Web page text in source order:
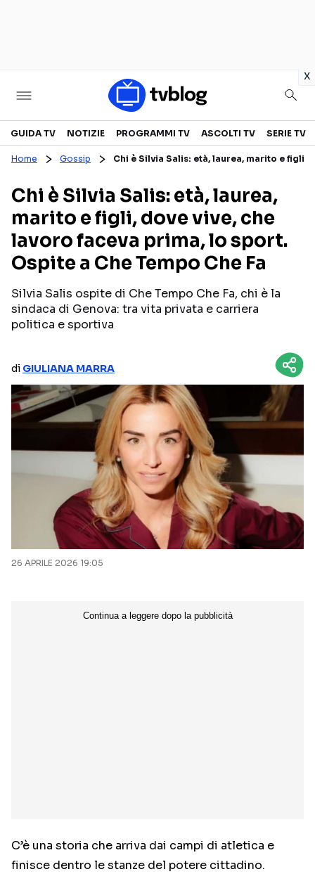
x
Televisione
CANALI TV
PROGRAMMI TV
PERSONAGGI TV
SERIE TV
REALITY SHOW
FICTION
Streaming
AMAZON PRIME VIDEO
DISNEY+
RAIPLAY
PARAMOUNT+
ANTEPRIME
RETROSCENA
INTERVISTE
RUBRICHE
Seguici sui social
GUIDA TV NOTIZIE PROGRAMMI TV ASCOLTI TV SERIE TV
Home Gossip Chi è Silvia Salis: età, laurea, marito e figli,
Chi è Silvia Salis: età, laurea,
marito e figli, dove vive, che
lavoro faceva prima, lo sport.
Ospite a Che Tempo Che Fa
Silvia Salis ospite di Che Tempo Che Fa, chi è la
sindaca di Genova: tra vita privata e carriera
politica e sportiva
di GIULIANA MARRA
26 APRILE 2026 19:05
C’è una storia che arriva dai campi di atletica e
finisce dentro le stanze del potere cittadino.